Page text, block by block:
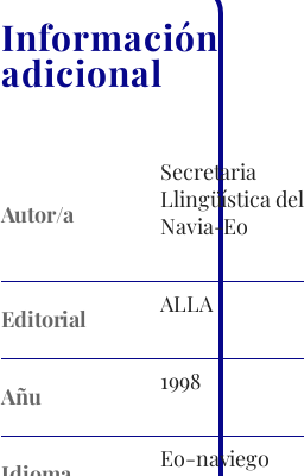
Información
adicional
Autor/a
Secretaria
Llingüística del
Navia-Eo
Editorial
ALLA
Añu
1998
Eo-naviego